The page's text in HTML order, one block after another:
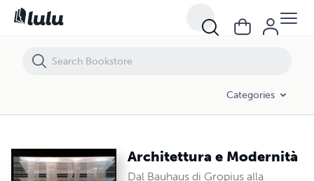
Categories
Architettura e Modernità
Dal Bauhaus di Gropius alla
Architettura e Modernità